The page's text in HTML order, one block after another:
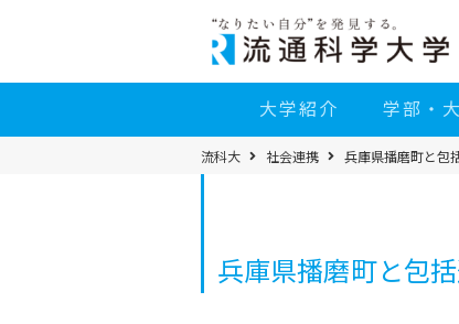
へ
大学紹介 学部・
パ
ン
流科大 社会連携 兵庫県播磨町と包
兵庫県播磨町と包